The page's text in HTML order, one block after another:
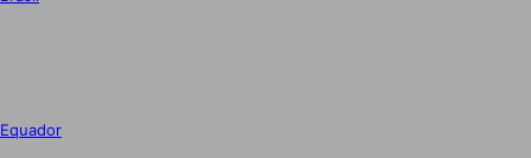
Equador